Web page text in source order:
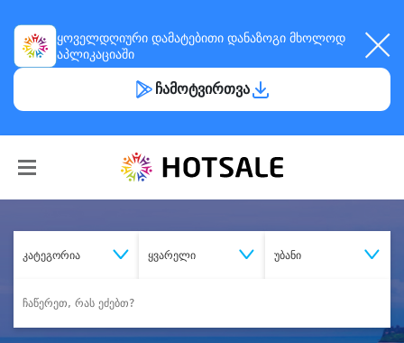
ყოველდღიური დამატებითი დანაზოგი მხოლოდ
აპლიკაციაში
ჩამოტვირთვა
კატეგორია ყვარელი უბანი